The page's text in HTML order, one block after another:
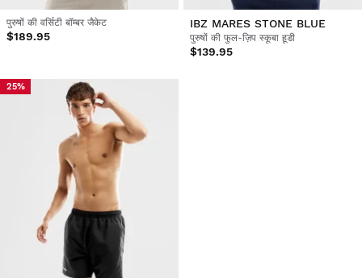
पुरुषों की वर्सिटी बॉम्बर जैकेट
$189.95
IBZ MARES STONE BLUE
पुरुषों की फुल-ज़िप स्कूबा हूडी
$139.95
25%